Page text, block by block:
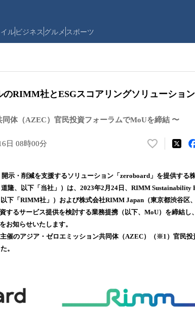
ルビジネス グルメ スポーツ
のRIMM社とESGスコアリングソリューショ
体（AZEC）官民投資フォーラムでMoUを締結 〜
日 08時00分
い
！
数
を
読
込
示・削減を支援するソリューション「zeroboard」を提供する
道隆、以下「当社」）は、2023年2月24日、RIMM Sustainability
下「RIMM社」）および株式会社RIMM Japan（東京都渋谷区
するサービス提供を検討する業務提携（以下、MoU）を締結し
お知らせいたします。
催のアジア・ゼロエミッション共同体（AZEC）（※1）官民投
。